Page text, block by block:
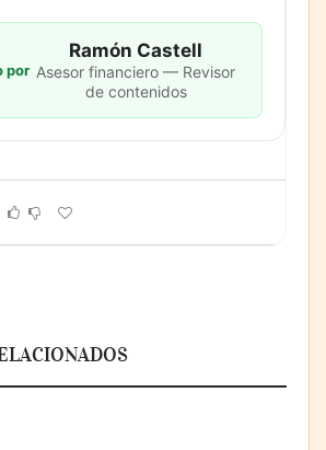
por
Ramón Castell
Asesor financiero — Revisor
de contenidos